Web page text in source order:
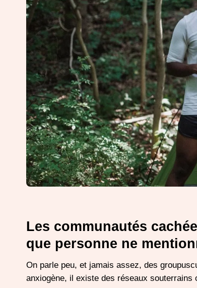
Les communautés
que personne ne
On parle peu, et jamais assez, des
anxiogène, il existe des réseaux souterrains